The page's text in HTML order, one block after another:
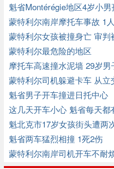
魁省Montérégie地区4岁小
蒙特利尔南岸摩托车事故 1
蒙特利尔女孩被撞身亡 审判
蒙特利尔最危险的地区
摩托车高速撞水泥墙 29岁
蒙特利尔司机躲避卡车 从立
魁省男子开车撞进日托中心
这几天开车小心 魁省每天都
魁北克市17岁女孩街头遭两
魁省两车猛烈相撞 1死2伤
蒙特利尔南岸司机开车不耐